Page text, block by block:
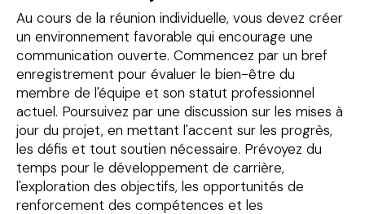
Au cours de la réunion individuelle, vous devez créer
un environnement favorable qui encourage une
communication ouverte. Commencez par un bref
enregistrement pour évaluer le bien-être du
membre de l'équipe et son statut professionnel
actuel. Poursuivez par une discussion sur les mises à
jour du projet, en mettant l'accent sur les progrès,
les défis et tout soutien nécessaire. Prévoyez du
temps pour le développement de carrière,
l'exploration des objectifs, les opportunités de
renforcement des compétences et les